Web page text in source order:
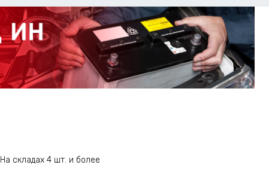
На складах 4 шт. и более